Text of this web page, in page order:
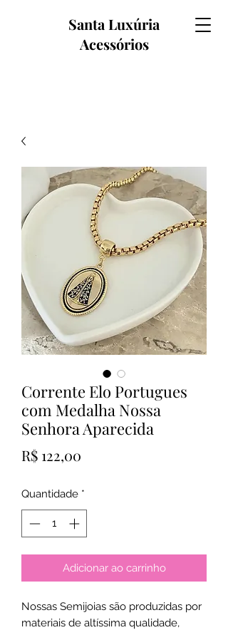
Santa Luxúria
Acessórios
Corrente Elo Portugues
com Medalha Nossa
Senhora Aparecida
R$ 122,00
Quantidade *
Adicionar ao carrinho
Nossas Semijoias são produzidas por
materiais de altíssima qualidade,